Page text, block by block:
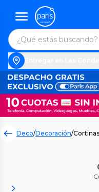
Deco/Decoración/Cortinas